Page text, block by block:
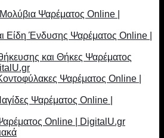
Μολύβια Ψαρέματος Online |
Είδη Ένδυσης Ψαρέματος Online |
και Θήκες Ψαρέματος
Ψαρέματος Online |
Ψαρέματος Online |
Online | DigitalU.gr